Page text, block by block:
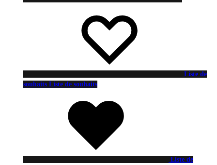
Liste de
souhaits Liste de souhaits
Liste de